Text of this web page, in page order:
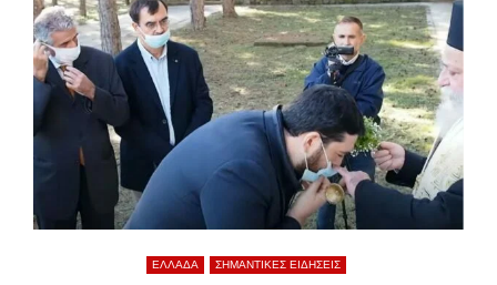
ΕΛΛΑΔΑ ΣΗΜΑΝΤΙΚΕΣ ΕΙΔΗΣΕΙΣ